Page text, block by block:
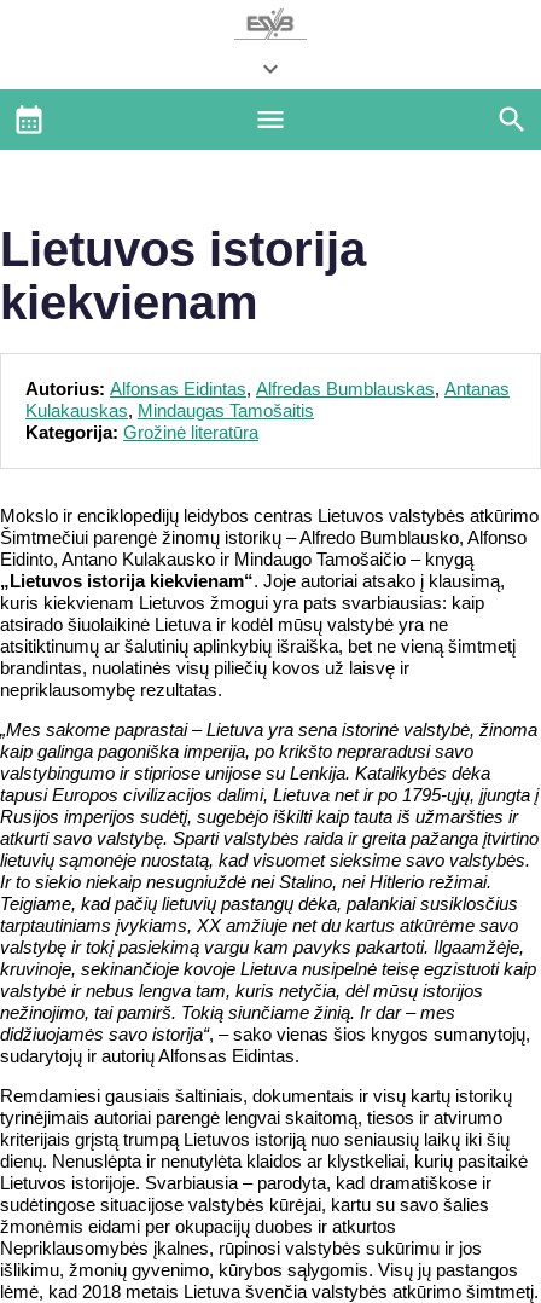
Lietuvos istorija
kiekvienam
Autorius: Alfonsas Eidintas, Alfredas Bumblauskas, Antanas
Kulakauskas, Mindaugas Tamošaitis
Kategorija: Grožinė literatūra
Mokslo ir enciklopedijų leidybos centras Lietuvos valstybės atkūrimo
Šimtmečiui parengė žinomų istorikų – Alfredo Bumblausko, Alfonso
Eidinto, Antano Kulakausko ir Mindaugo Tamošaičio – knygą
„Lietuvos istorija kiekvienam“. Joje autoriai atsako į klausimą,
kuris kiekvienam Lietuvos žmogui yra pats svarbiausias: kaip
atsirado šiuolaikinė Lietuva ir kodėl mūsų valstybė yra ne
atsitiktinumų ar šalutinių aplinkybių išraiška, bet ne vieną šimtmetį
brandintas, nuolatinės visų piliečių kovos už laisvę ir
nepriklausomybę rezultatas.
„Mes sakome paprastai – Lietuva yra sena istorinė valstybė, žinoma
kaip galinga pagoniška imperija, po krikšto nepraradusi savo
valstybingumo ir stipriose unijose su Lenkija. Katalikybės dėka
tapusi Europos civilizacijos dalimi, Lietuva net ir po 1795-ųjų, įjungta į
Rusijos imperijos sudėtį, sugebėjo iškilti kaip tauta iš užmaršties ir
atkurti savo valstybę. Sparti valstybės raida ir greita pažanga įtvirtino
lietuvių sąmonėje nuostatą, kad visuomet sieksime savo valstybės.
Ir to siekio niekaip nesugniuždė nei Stalino, nei Hitlerio režimai.
Teigiame, kad pačių lietuvių pastangų dėka, palankiai susiklosčius
tarptautiniams įvykiams, XX amžiuje net du kartus atkūrėme savo
valstybę ir tokį pasiekimą vargu kam pavyks pakartoti. Ilgaamžėje,
kruvinoje, sekinančioje kovoje Lietuva nusipelnė teisę egzistuoti kaip
valstybė ir nebus lengva tam, kuris netyčia, dėl mūsų istorijos
nežinojimo, tai pamirš. Tokią siunčiame žinią. Ir dar – mes
didžiuojamės savo istorija“, – sako vienas šios knygos sumanytojų,
sudarytojų ir autorių Alfonsas Eidintas.
Remdamiesi gausiais šaltiniais, dokumentais ir visų kartų istorikų
tyrinėjimais autoriai parengė lengvai skaitomą, tiesos ir atvirumo
kriterijais grįstą trumpą Lietuvos istoriją nuo seniausių laikų iki šių
dienų. Nenuslėpta ir nenutylėta klaidos ar klystkeliai, kurių pasitaikė
Lietuvos istorijoje. Svarbiausia – parodyta, kad dramatiškose ir
sudėtingose situacijose valstybės kūrėjai, kartu su savo šalies
žmonėmis eidami per okupacijų duobes ir atkurtos
Nepriklausomybės įkalnes, rūpinosi valstybės sukūrimu ir jos
išlikimu, žmonių gyvenimo, kūrybos sąlygomis. Visų jų pastangos
lėmė, kad 2018 metais Lietuva švenčia valstybės atkūrimo šimtmetį.